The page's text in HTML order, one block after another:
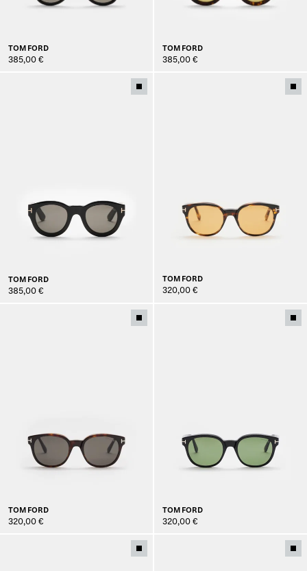
TOM FORD
385,00 €
TOM FORD
385,00 €
TOM FORD
385,00 €
TOM FORD
320,00 €
TOM FORD
320,00 €
TOM FORD
320,00 €